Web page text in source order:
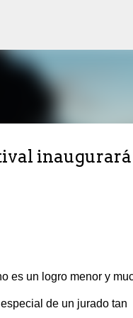
inaugurará
es un logro menor y
de un jurado tan